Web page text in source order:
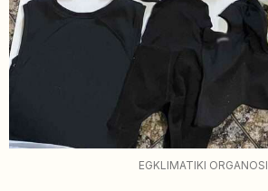
EGKLIMATIKI ORGANOSI